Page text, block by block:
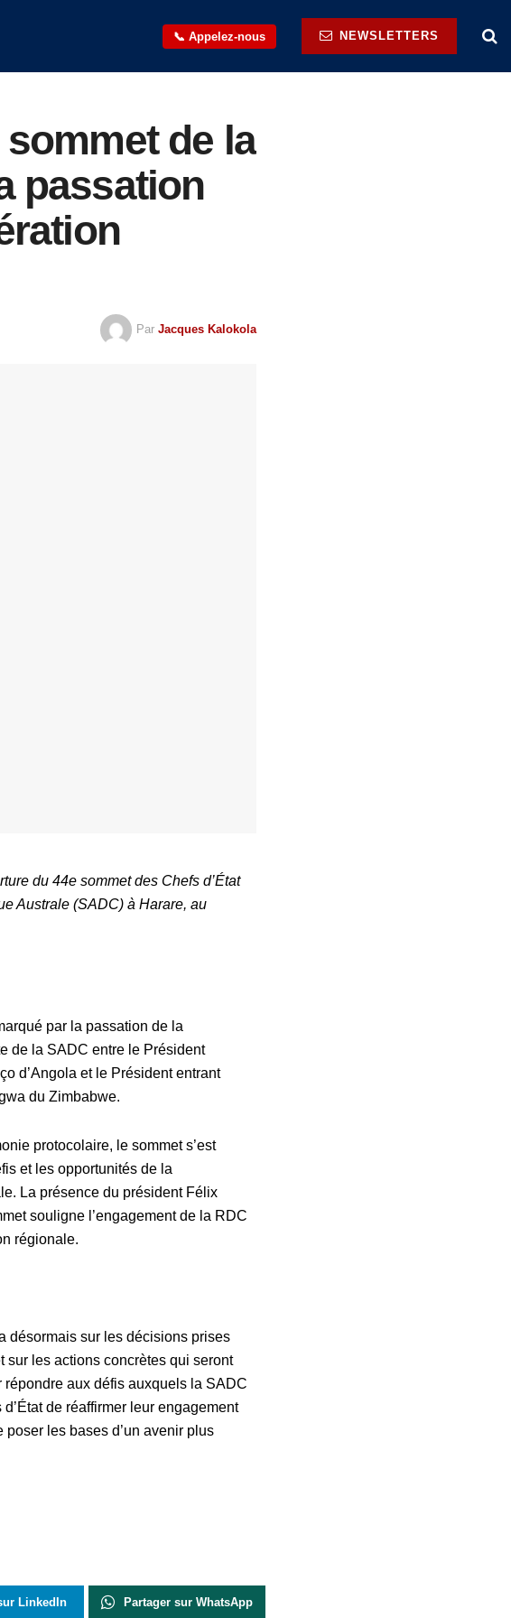
📞 Appelez-nous NEWSLETTERS
de la
passation
Par Jacques Kalokola
du 44e sommet des Chefs d’État
Australe (SADC) à Harare, au
par la passation de la
de la SADC entre le Président
d’Angola et le Président entrant
du Zimbabwe.
protocolaire, le sommet s’est
et les opportunités de la
La présence du président Félix
souligne l’engagement de la RDC
régionale.
désormais sur les décisions prises
sur les actions concrètes qui seront
répondre aux défis auxquels la SADC
de réaffirmer leur engagement
les bases d’un avenir plus
LinkedIn Partager sur WhatsApp